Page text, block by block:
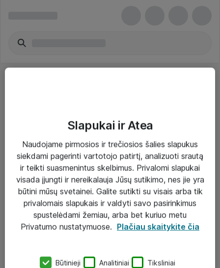
Paslaugos
Sprendimai
Įgyvendinti projektai
Atea ekspertų patarimai verslui
eShop@atea.lt
Slapukai ir Atea
Naudojame pirmosios ir trečiosios šalies slapukus
siekdami pagerinti vartotojo patirtį, analizuoti srautą
ir teikti suasmenintus skelbimus. Privalomi slapukai
visada įjungti ir nereikalauja Jūsų sutikimo, nes jie yra
būtini mūsų svetainei. Galite sutikti su visais arba tik
privalomais slapukais ir valdyti savo pasirinkimus
spustelėdami žemiau, arba bet kuriuo metu
Privatumo nustatymuose. Plačiau skaitykite čia
Būtinieji Analitiniai Tiksliniai